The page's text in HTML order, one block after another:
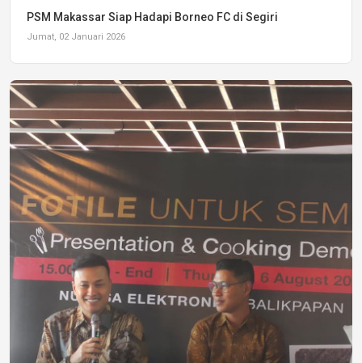
PSM Makassar Siap Hadapi Borneo FC di Segiri
Jumat, 02 Januari 2026